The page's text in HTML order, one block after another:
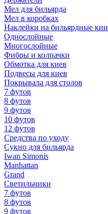
Мел для бильярда
Мел в коробках
Наклейки на бильярдные кии
Однослойные
Многослойные
Фибры и колпачки
Обмотка для киев
Подвесы для киев
Покрывала для столов
7 футов
8 футов
9 футов
10 футов
12 футов
Средства по уходу
Сукно для бильярда
Iwan Simonis
Manhattan
Grand
Светильники
7 футов
8 футов
9 футов